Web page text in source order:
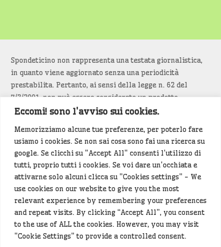
Eccomi! sono l'avviso sui cookies.
Memorizziamo alcune tue preferenze, per poterlo fare
usiamo i cookies. Se non sai cosa sono fai una ricerca su
google. Se clicchi su "Accept All" consenti l'utilizzo di
tutti, proprio tutti i cookies. Se voi dare un'occhiata e
attivarne solo alcuni clicca su "Cookies settings" - We
use cookies on our website to give you the most
relevant experience by remembering your preferences
and repeat visits. By clicking “Accept All”, you consent
to the use of ALL the cookies. However, you may visit
"Cookie Settings" to provide a controlled consent.
Spondeticino non rappresenta una testata giornalistica,
in quanto viene aggiornato senza una periodicità
prestabilita. Pertanto, ai sensi della legge n. 62 del
7/3/2001, non può essere considerato un prodotto
editoriale.
Siamo attenti a non violare copyright e diritti
d’immagine. Se un contenuto è di tua proprietà e vuoi
richiederne la rimozionediccelo(<- clicca per inviarci un
messaggio).
Alcuni articoli sono generati in bozza rielaborando, con
l'intelligenza artificiale generativa, contenuti
provenienti da fonti istituzionali e altri siti di interesse
locale. Prima della pubblicazioni l'articolo viene
controllato dalla redazione.